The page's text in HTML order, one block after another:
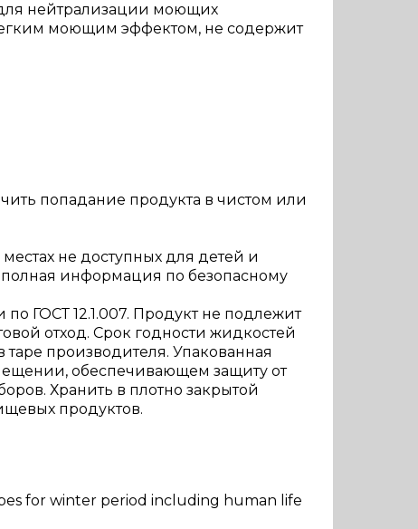
нейтрализации моющих
моющим эффектом, не содержит
попадание продукта в чистом или
не доступных для детей и
информация по безопасному
ГОСТ 12.1.007. Продукт не подлежит
отход. Срок годности жидкостей
производителя. Упакованная
обеспечивающем защиту от
Хранить в плотно закрытой
продуктов.
for winter period including human life